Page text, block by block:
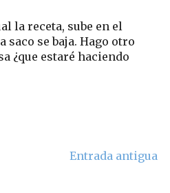
la receta, sube en el
se baja. Hago otro
¿que estaré haciendo
Entrada antigua